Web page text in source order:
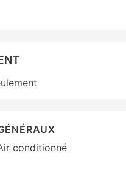
conditionné